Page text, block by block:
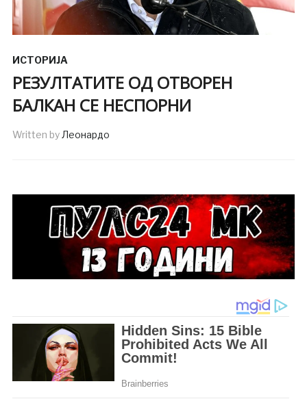
ИСТОРИЈА
РЕЗУЛТАТИТЕ ОД ОТВОРЕН
БАЛКАН СЕ НЕСПОРНИ
Written byЛеонардо